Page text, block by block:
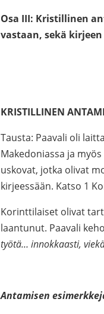
Osa III: Kristillinen
vastaan, sekä
KRISTILLINEN
Tausta: Paavali oli
Makedoniassa ja
uskovat, jotka olivat
kirjeessään. Katso 1
Korinttilaiset olivat
laantunut. Paavali
työtä… innokkaasti,
Antamisen